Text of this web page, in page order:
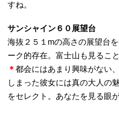
すね。
サンシャイン６０展望台
海抜２５１mの高さの展望台
ーク的存在。富士山も見るこ
＊ 都会にはあまり興味がない
しまった彼女には真の大人の
をセレクト。あなたを見る眼